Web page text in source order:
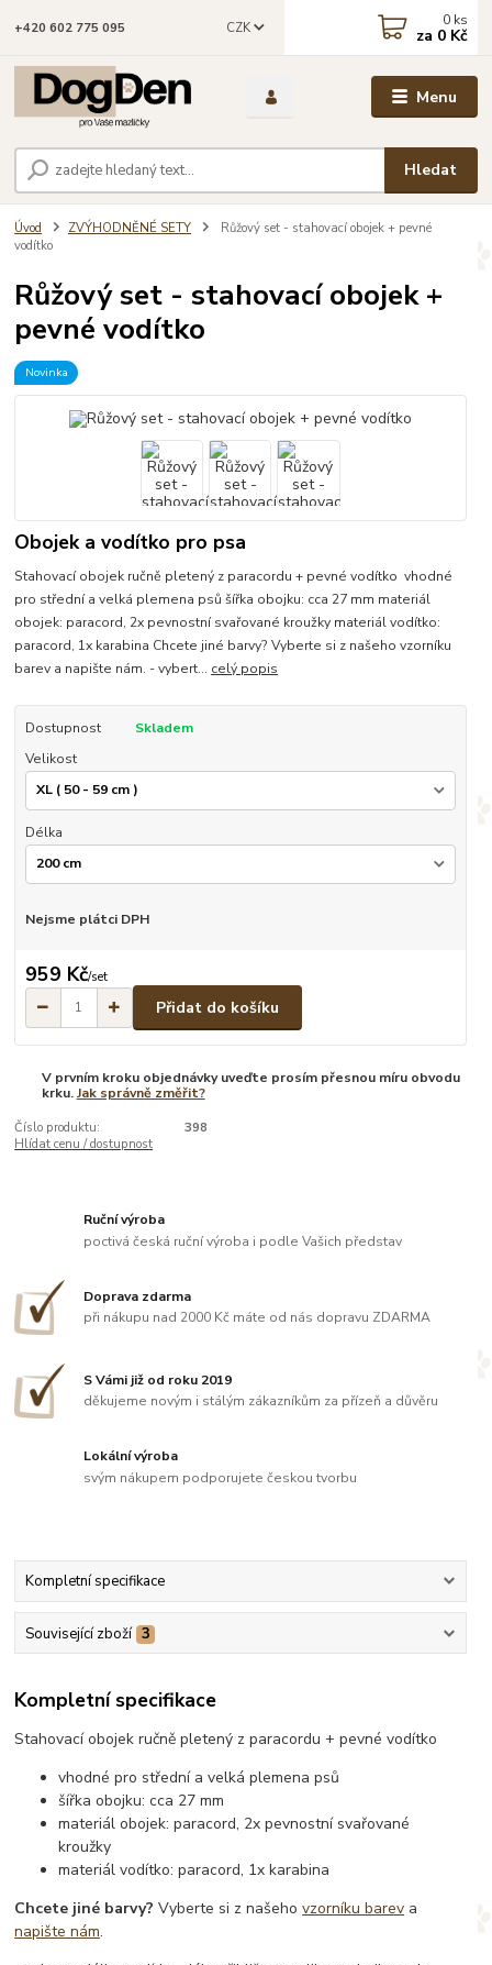
Menu
CZK
Hledat
+420 602 775 095 0 ks
za 0 Kč
Úvod ZVÝHODNĚNÉ SETY
Růžový set - stahovací obojek + pevné
vodítko
Růžový set - stahovací obojek +
pevné vodítko
Novinka
Obojek a vodítko pro psa
Stahovací obojek ručně pletený z paracordu + pevné vodítko vhodné
pro střední a velká plemena psů šířka obojku: cca 27 mm materiál
obojek: paracord, 2x pevnostní svařované kroužky materiál vodítko:
paracord, 1x karabina Chcete jiné barvy? Vyberte si z našeho vzorníku
barev a napište nám. - vybert... celý popis
Dostupnost
Skladem
Velikost
Délka
Nejsme plátci DPH
959 Kč/set
Přidat do košíku
V prvním kroku objednávky uveďte prosím přesnou míru obvodu
krku.Jak správně změřit?
Číslo produktu:
398
Hlídat cenu / dostupnost
Ruční výroba
poctivá česká ruční výroba i podle Vašich představ
Doprava zdarma
při nákupu nad 2000 Kč máte od nás dopravu ZDARMA
S Vámi již od roku 2019
děkujeme novým i stálým zákazníkům za přízeň a důvěru
Lokální výroba
svým nákupem podporujete českou tvorbu
Kompletní specifikace
Související zboží 3
Kompletní specifikace
Stahovací obojek ručně pletený z paracordu + pevné vodítko
vhodné pro střední a velká plemena psů
šířka obojku: cca 27 mm
materiál obojek: paracord, 2x pevnostní svařované
kroužky
materiál vodítko: paracord, 1x karabina
Chcete jiné barvy? Vyberte si z našehovzorníku barev a
napište nám.